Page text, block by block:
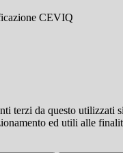
CEVIQ
terzi da questo utilizzati
ed utili alle